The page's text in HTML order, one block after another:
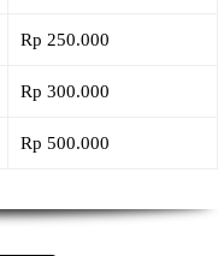
Rp 250.000
Rp 300.000
Rp 500.000